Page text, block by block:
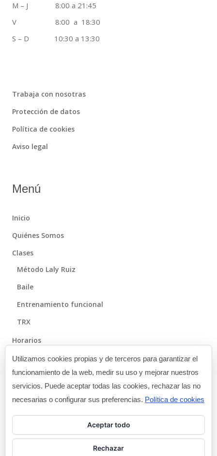
M – J 8:00 a 21:45
V 8:00 a 18:30
S – D 10:30 a 13:30
Trabaja con nosotras
Protección de datos
Política de cookies
Aviso legal
Menú
Inicio
Quiénes Somos
Clases
Método Laly Ruiz
Baile
Entrenamiento funcional
TRX
Horarios
Método
Galería
Utilizamos cookies propias y de terceros para garantizar el
funcionamiento de la web, medir su uso y mejorar nuestros
servicios. Puede aceptar todas las cookies, rechazar las no
necesarias o configurar sus preferencias. Política de cookies
Aceptar todo
Rechazar